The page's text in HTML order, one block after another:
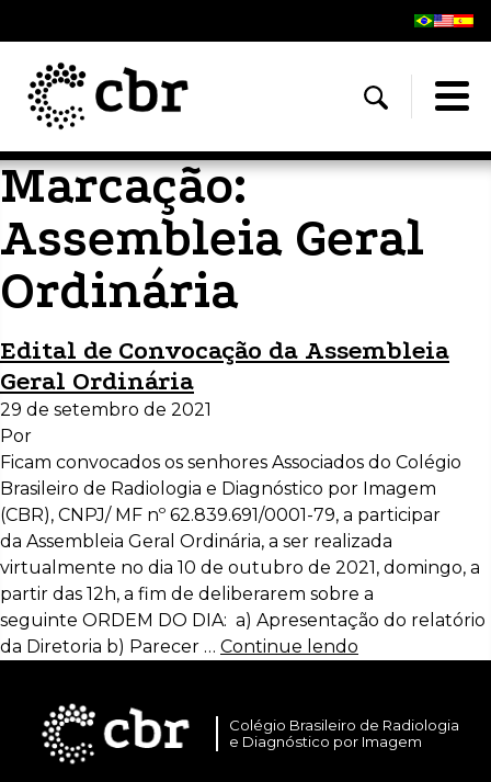
Marcação:
Assembleia Geral
Ordinária
Edital de Convocação da Assembleia
Geral Ordinária
29 de setembro de 2021
Por
Ficam convocados os senhores Associados do Colégio
Brasileiro de Radiologia e Diagnóstico por Imagem
(CBR), CNPJ/ MF nº 62.839.691/0001-79, a participar
da Assembleia Geral Ordinária, a ser realizada
virtualmente no dia 10 de outubro de 2021, domingo, a
partir das 12h, a fim de deliberarem sobre a
seguinte ORDEM DO DIA: a) Apresentação do relatório
da Diretoria b) Parecer … Continue lendo
Colégio Brasileiro de Radiologia
e Diagnóstico por Imagem